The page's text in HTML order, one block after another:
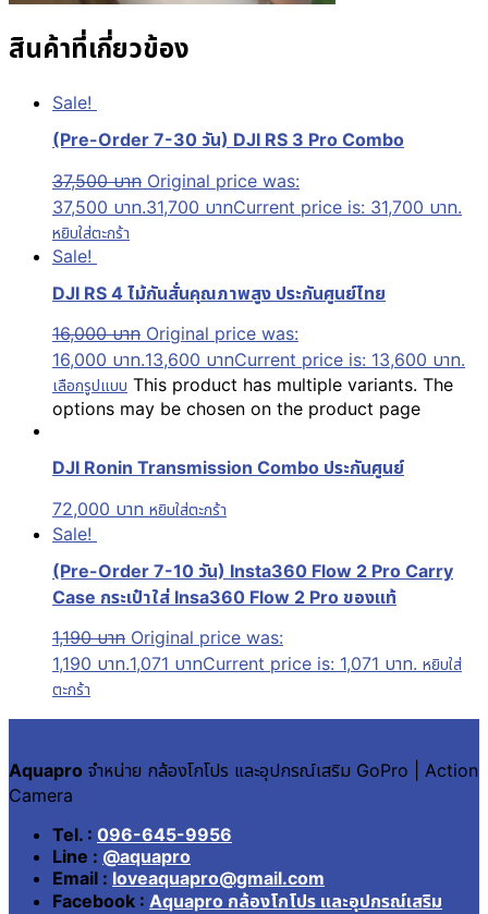
สินค้าที่เกี่ยวข้อง
Sale!
(Pre-Order 7-30 วัน) DJI RS 3 Pro Combo
37,500บาท Original price was:
37,500 บาท.31,700 บาทCurrent price is: 31,700 บาท.
หยิบใส่ตะกร้า
Sale!
DJI RS 4 ไม้กันสั่นคุณภาพสูง ประกันศูนย์ไทย
16,000บาท Original price was:
16,000 บาท.13,600 บาทCurrent price is: 13,600 บาท.
เลือกรูปแบบ This product has multiple variants. The
options may be chosen on the product page
DJI Ronin Transmission Combo ประกันศูนย์
72,000 บาท หยิบใส่ตะกร้า
Sale!
(Pre-Order 7-10 วัน) Insta360 Flow 2 Pro Carry
Case กระเป๋าใส่ Insa360 Flow 2 Pro ของแท้
1,190บาท Original price was:
1,190 บาท.1,071 บาทCurrent price is: 1,071 บาท. หยิบใส่
ตะกร้า
Aquapro จำหน่าย กล้องโกโปร และอุปกรณ์เสริม GoPro | Action
Camera
Tel. : 096-645-9956
Line : @aquapro
Email : loveaquapro@gmail.com
Facebook : Aquapro กล้องโกโปร และอุปกรณ์เสริม